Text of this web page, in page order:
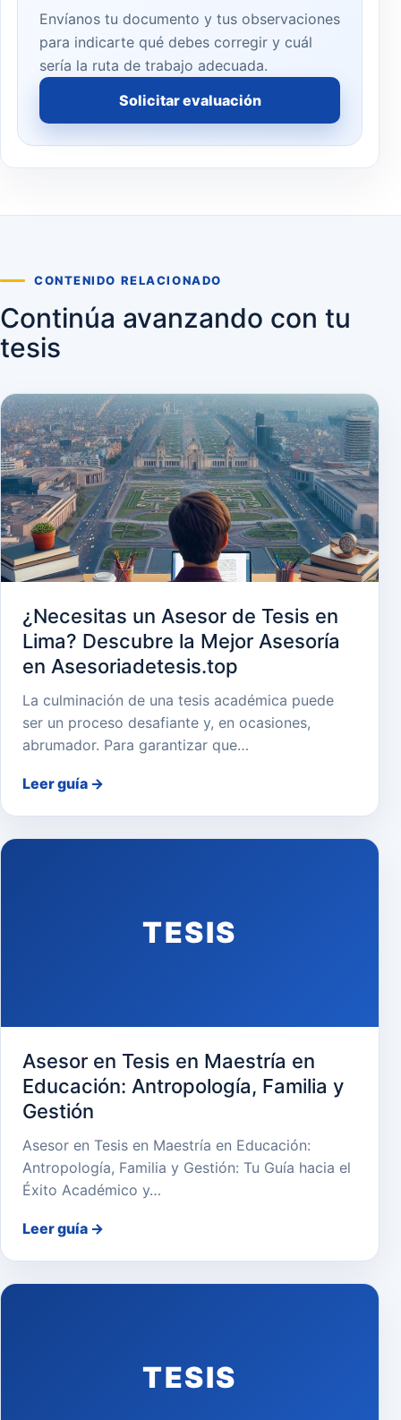
Envíanos tu documento y tus observaciones
para indicarte qué debes corregir y cuál
sería la ruta de trabajo adecuada.
Solicitar evaluación
CONTENIDO RELACIONADO
Continúa avanzando con tu
tesis
¿Necesitas un Asesor de Tesis en
Lima? Descubre la Mejor Asesoría
en Asesoriadetesis.top
La culminación de una tesis académica puede
ser un proceso desafiante y, en ocasiones,
abrumador. Para garantizar que…
Leer guía →
TESIS
Asesor en Tesis en Maestría en
Educación: Antropología, Familia y
Gestión
Asesor en Tesis en Maestría en Educación:
Antropología, Familia y Gestión: Tu Guía hacia el
Éxito Académico y…
Leer guía →
TESIS